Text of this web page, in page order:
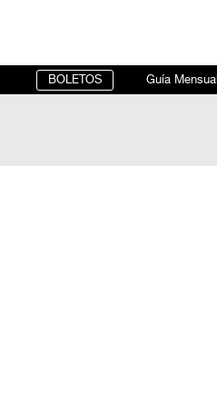
BOLETOS Guía Mensual